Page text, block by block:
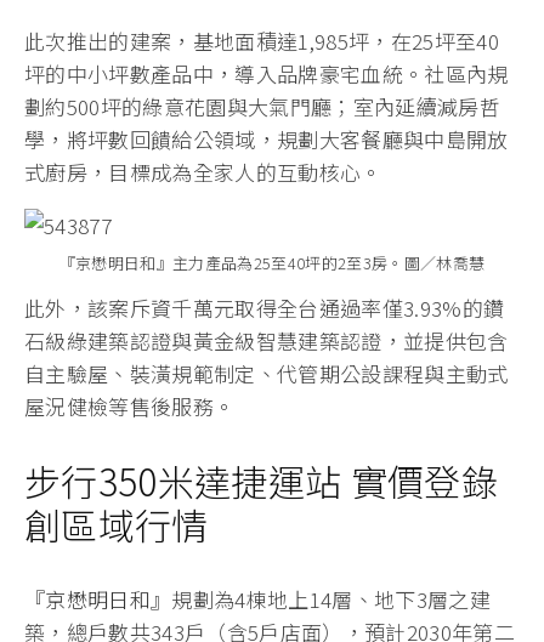
此次推出的建案，基地面積達1,985坪，在25坪至40
坪的中小坪數產品中，導入品牌豪宅血統。社區內規
劃約500坪的綠意花園與大氣門廳；室內延續減房哲
學，將坪數回饋給公領域，規劃大客餐廳與中島開放
式廚房，目標成為全家人的互動核心。
『京懋明日和』主力產品為25至40坪的2至3房。圖／林喬慧
此外，該案斥資千萬元取得全台通過率僅3.93%的鑽
石級綠建築認證與黃金級智慧建築認證，並提供包含
自主驗屋、裝潢規範制定、代管期公設課程與主動式
屋況健檢等售後服務。
步行350米達捷運站 實價登錄
創區域行情
『京懋明日和 』規劃為4棟地上14層、地下3層之建
築，總戶數共343戶（含5戶店面），預計2030年第二